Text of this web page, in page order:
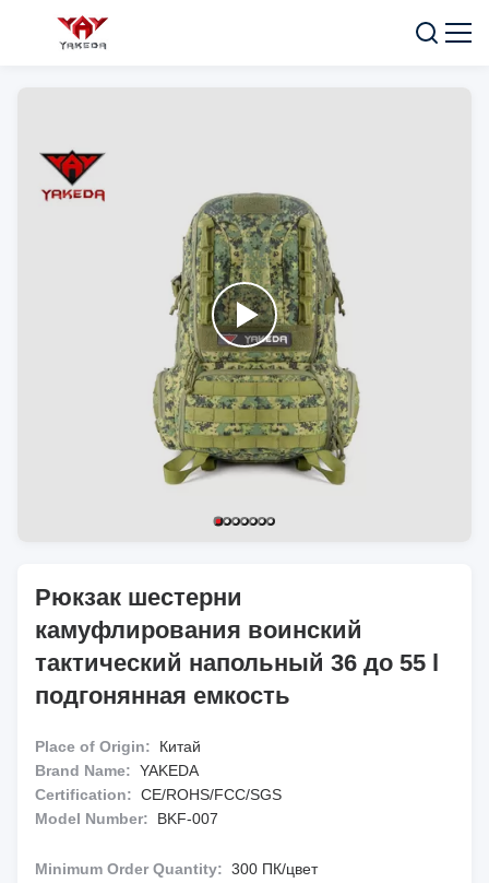
Рюкзак шестерни
камуфлирования воинский
тактический напольный 36 до 55 l
подгонянная емкость
Place of Origin:
Китай
Brand Name: YAKEDA
Certification: CE/ROHS/FCC/SGS
Model Number:
BKF-007
Minimum Order Quantity: 300 ПК/цвет